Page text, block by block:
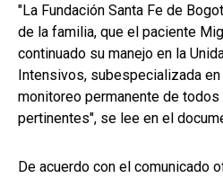
"La Fundación Santa Fe de
de la familia, que el paciente
continuado su manejo en la
Intensivos, subespecializada
monitoreo permanente de
pertinentes", se lee en el
De acuerdo con el comunicado